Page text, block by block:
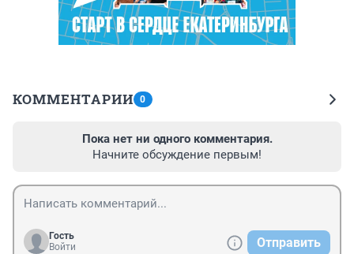
КОММЕНТАРИИ 0
Пока нет ни одного комментария.
Начните обсуждение первым!
Гость
Войти
Отправить